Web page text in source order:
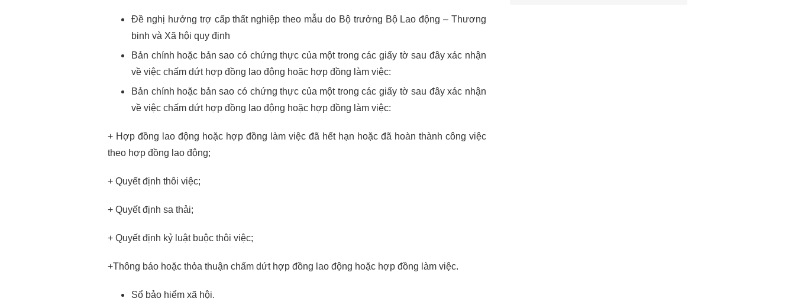
Đề nghị hưởng trợ cấp thất nghiệp theo mẫu do Bộ trưởng Bộ Lao động – Thương
binh và Xã hội quy định
Bản chính hoặc bản sao có chứng thực của một trong các giấy tờ sau đây xác nhận
về việc chấm dứt hợp đồng lao động hoặc hợp đồng làm việc:
Bản chính hoặc bản sao có chứng thực của một trong các giấy tờ sau đây xác nhận
về việc chấm dứt hợp đồng lao động hoặc hợp đồng làm việc:
+ Hợp đồng lao động hoặc hợp đồng làm việc đã hết hạn hoặc đã hoàn thành công việc
theo hợp đồng lao động;
+ Quyết định thôi việc;
+ Quyết định sa thải;
+ Quyết định kỷ luật buộc thôi việc;
+Thông báo hoặc thỏa thuận chấm dứt hợp đồng lao động hoặc hợp đồng làm việc.
Sổ bảo hiểm xã hội.